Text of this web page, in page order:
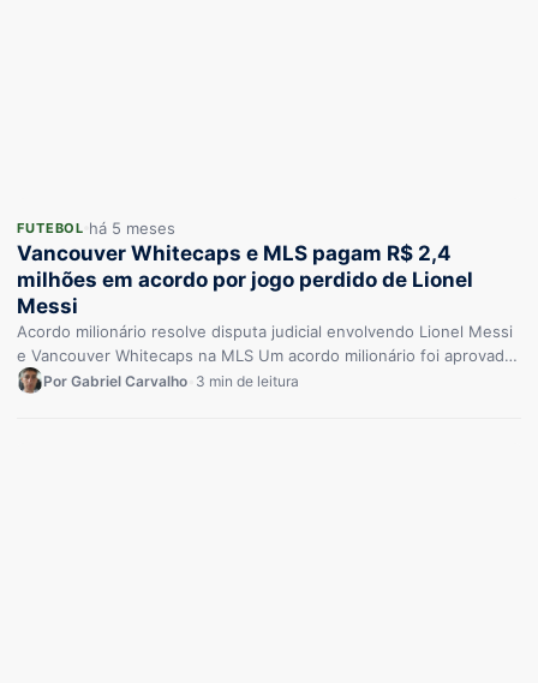
FUTEBOL há 5 meses
Vancouver Whitecaps e MLS pagam R$ 2,4
milhões em acordo por jogo perdido de Lionel
Messi
Acordo milionário resolve disputa judicial envolvendo Lionel Messi
e Vancouver Whitecaps na MLS Um acordo milionário foi aprovado
pela Suprema…
Por Gabriel Carvalho 3 min de leitura